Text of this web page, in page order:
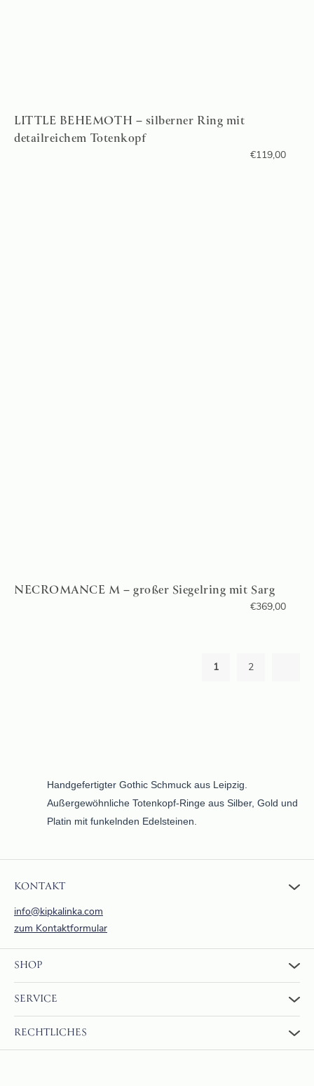
LITTLE BEHEMOTH – silberner Ring mit
detailreichem Totenkopf
€119,00
NECROMANCE M – großer Siegelring mit Sarg
€369,00
1 2
Handgefertigter Gothic Schmuck aus Leipzig.
Außergewöhnliche Totenkopf-Ringe aus Silber, Gold und
Platin mit funkelnden Edelsteinen.
KONTAKT
info@kipkalinka.com
zum Kontaktformular
SHOP
SERVICE
RECHTLICHES